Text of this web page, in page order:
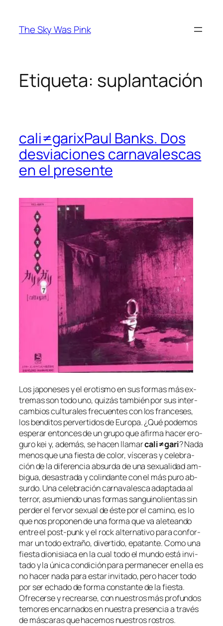
contenido
The Sky Was Pink
Etiqueta: suplantación
cali≠garixPaul Banks. Dos
desviaciones carnavalescas
en el presente
Los ja­po­ne­ses y el ero­tis­mo en sus for­mas más ex­
tre­mas son to­do uno, qui­zás tam­bién por sus in­ter­
cam­bios cul­tu­ra­les fre­cuen­tes con los fran­ce­ses,
los ben­di­tos per­ver­ti­dos deEuropa. ¿Qué po­de­mos
es­pe­rar en­ton­ces de un gru­po que afir­ma ha­cerero-
guro keiy, ade­más, se ha­cen lla­marcali≠gari? Nada
me­nos que una fies­ta de co­lor, vís­ce­ras y ce­le­bra­
ción de la di­fe­ren­cia ab­sur­da de una se­xua­li­dad am­
bi­gua, de­sas­tra­da y co­lin­dan­te con el más pu­ro ab­
sur­do. Una ce­le­bra­ción car­na­va­les­ca adap­ta­da al
te­rror, asu­mien­do unas for­mas san­gui­no­lien­tas sin
per­der el fer­vor se­xual de és­te por el ca­mino, es lo
que nos pro­po­nen de una for­ma que va ale­tean­do
en­tre el post-punky el rock al­ter­na­ti­vopa­ra con­for­
mar un to­do ex­tra­ño, di­ver­ti­do, epa­tan­te. Como una
fies­ta dio­ni­sia­ca en la cual to­do el mun­do es­tá in­vi­
ta­do y la úni­ca con­di­ción pa­ra per­ma­ne­cer en ella es
no ha­cer na­da pa­ra es­tar in­vi­ta­do, pe­ro ha­cer to­do
por ser echa­do de for­ma cons­tan­te de la fies­ta.
Ofrecerse y re­crear­se, con nues­tros más pro­fun­dos
te­mo­res en­car­na­dos en nues­tra pre­sen­cia a tra­vés
de más­ca­ras que ha­ce­mos nues­tros rostros.